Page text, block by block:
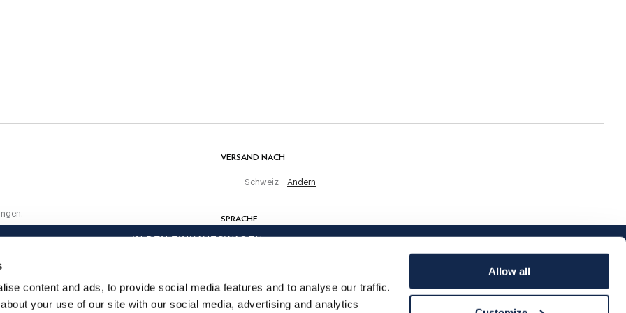
content and ads, to provide social media features and to analyse our traffic.
your use of our site with our social media, advertising and analytics
Allow all
IN DEN EINKAUFSWAGEN
VERSAND NACH
Schweiz Ändern
SPRACHE